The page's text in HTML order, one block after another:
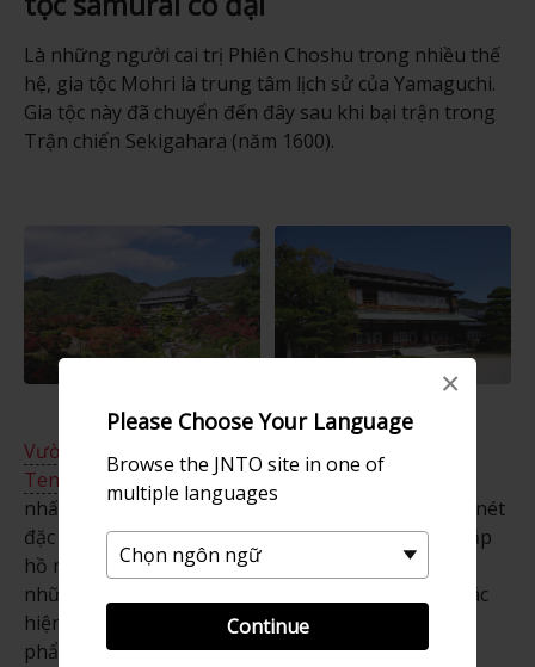
Please Choose Your Language
Browse the JNTO site in one of
multiple languages
Continue
×
Là những người cai trị Phiên Choshu trong nhiều thế
hệ, gia tộc Mohri là trung tâm lịch sử của Yamaguchi.
Gia tộc này đã chuyển đến đây sau khi bại trận trong
Trận chiến Sekigahara (năm 1600).
Vườn Mohri và Bảo tàng Mohri, chỉ cách
Tenmangu
hai km, sở hữu một số khu vườn đẹp
nhất ở Yamaguchi. Khu vườn rộng lớn này luôn có nét
đặc sắc để chiêm ngưỡng mỗi mùa. Ngắm nhìn khắp
hồ nước yên tĩnh và chiêm ngưỡng màu sắc của
những chiếc lá vào mùa thu. Bảo tàng trưng bày các
hiện vật bao gồm trang phục, bản ghi chép và tác
phẩm nghệ thuật gắn liền với gia tộc.